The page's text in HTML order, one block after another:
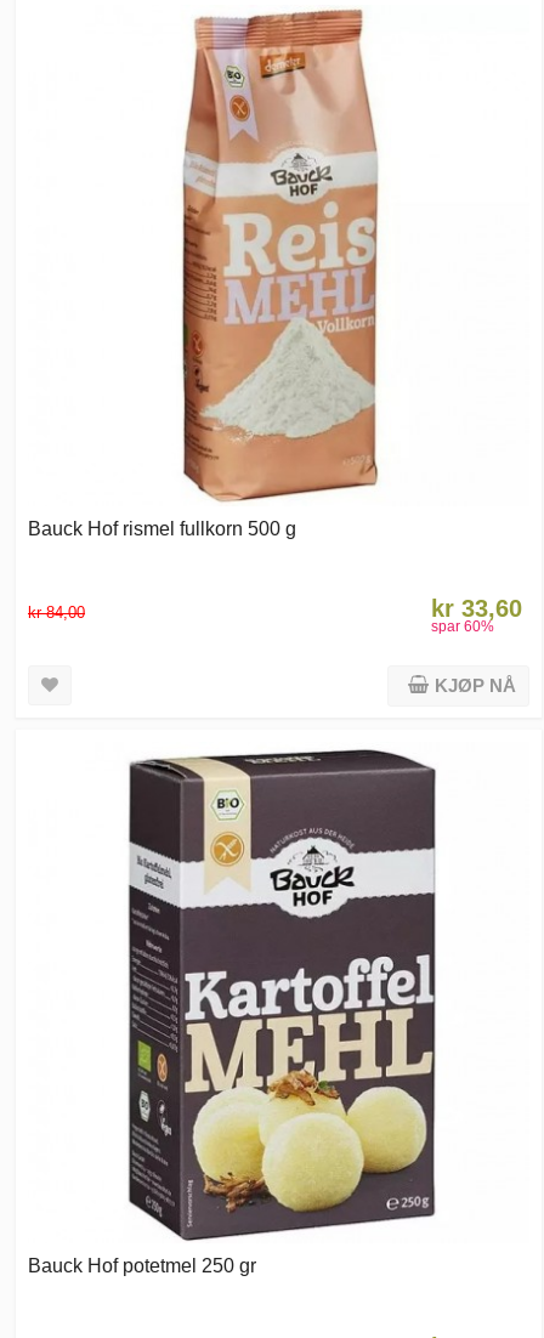
Bauck Hof rismel fullkorn 500 g
kr 84,00 kr 33,60
spar 60%
KJØP NÅ
Bauck Hof potetmel 250 gr